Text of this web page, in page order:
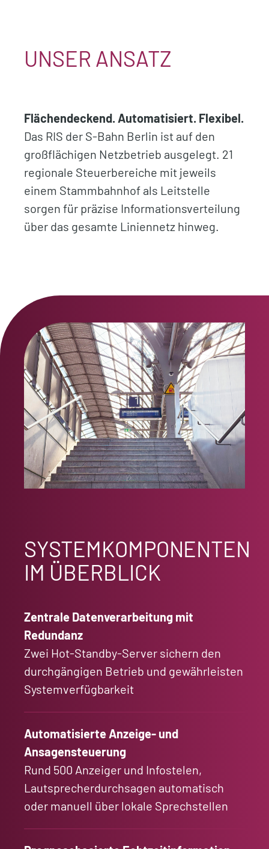
UNSER ANSATZ
Flächendeckend. Automatisiert. Flexibel.
Das RIS der S-Bahn Berlin ist auf den
großflächigen Netzbetrieb ausgelegt. 21
regionale Steuerbereiche mit jeweils
einem Stammbahnhof als Leitstelle
sorgen für präzise Informationsverteilung
über das gesamte Liniennetz hinweg.
SYSTEMKOMPONENTEN
IM ÜBERBLICK
Zentrale Datenverarbeitung mit
Redundanz
Zwei Hot-Standby-Server sichern den
durchgängigen Betrieb und gewährleisten
Systemverfügbarkeit
Automatisierte Anzeige- und
Ansagensteuerung
Rund 500 Anzeiger und Infostelen,
Lautsprecherdurchsagen automatisch
oder manuell über lokale Sprechstellen